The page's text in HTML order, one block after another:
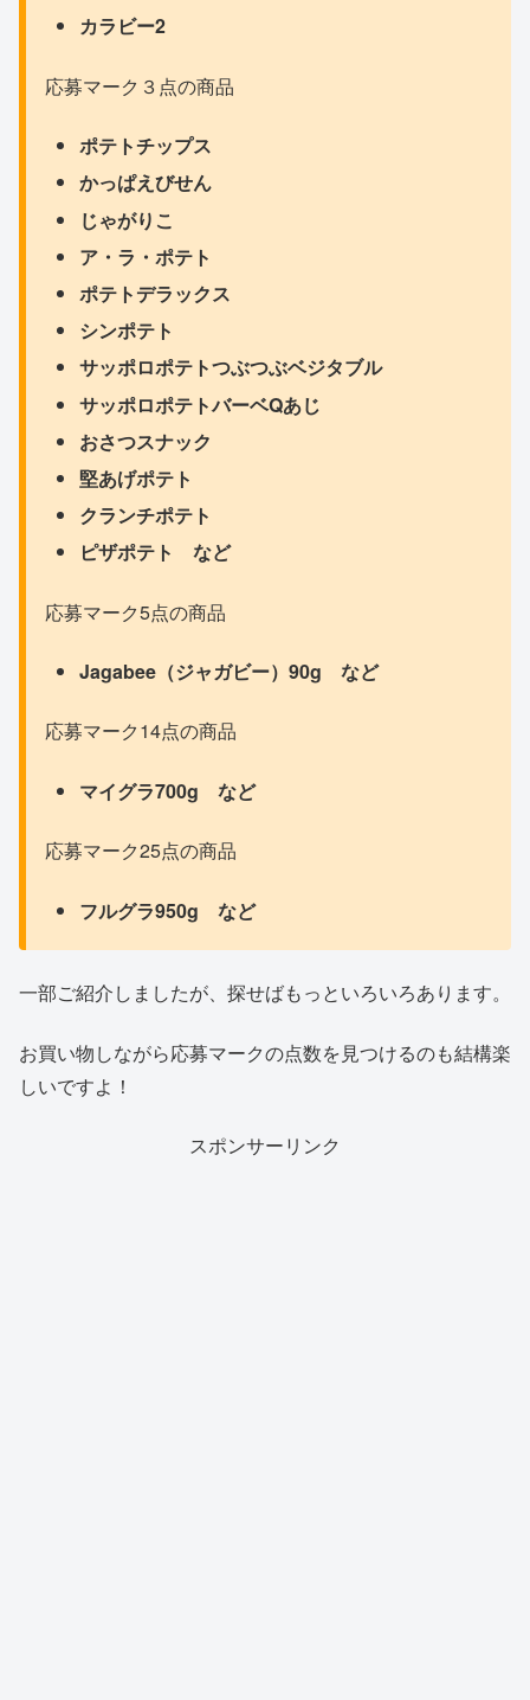
カラビー2
応募マーク３点の商品
ポテトチップス
かっぱえびせん
じゃがりこ
ア・ラ・ポテト
ポテトデラックス
シンポテト
サッポロポテトつぶつぶベジタブル
サッポロポテトバーベQあじ
おさつスナック
堅あげポテト
クランチポテト
ピザポテト など
応募マーク5点の商品
Jagabee（ジャガビー）90g など
応募マーク14点の商品
マイグラ700g など
応募マーク25点の商品
フルグラ950g など
一部ご紹介しましたが、探せばもっといろいろあります。
お買い物しながら応募マークの点数を見つけるのも結構楽
しいですよ！
スポンサーリンク